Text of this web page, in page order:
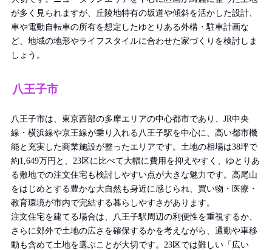
が多く見られますが、丘陵地特有の坂道や傾斜を活かした設計、
車や電動自転車の所有を想定したゆとりある外構・駐車計画な
ど、地域の地形やライフスタイルに合わせた家づくりを検討しま
しょう。
八王子市
八王子市は、東京西部の多摩エリアの中心都市であり、JR中央
線・横浜線や京王線が乗り入れる八王子駅を中心に、高い都市機
能と充実した商業施設が整ったエリアです。土地の相場は38坪で
約1,649万円と、23区に比べて大幅に費用を抑えやすく、ゆとりあ
る敷地での注文住宅も検討しやすい点が大きな魅力です。高尾山
をはじめとする豊かな大自然も身近に感じられ、買い物・医療・
教育環境が市内で完結する暮らしやすさがあります。
注文住宅を建てる場合は、八王子駅周辺の利便性を重視するか、
さらに郊外で土地の広さを確保するかを考えながら、通勤や車移
動も含めて土地を選ぶことが大切です。23区では難しい「広い